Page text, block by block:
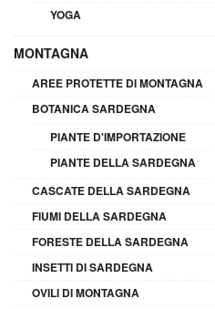
YOGA
MONTAGNA
AREE PROTETTE DI MONTAGNA
BOTANICA SARDEGNA
PIANTE D'IMPORTAZIONE
PIANTE DELLA SARDEGNA
CASCATE DELLA SARDEGNA
FIUMI DELLA SARDEGNA
FORESTE DELLA SARDEGNA
INSETTI DI SARDEGNA
OVILI DI MONTAGNA